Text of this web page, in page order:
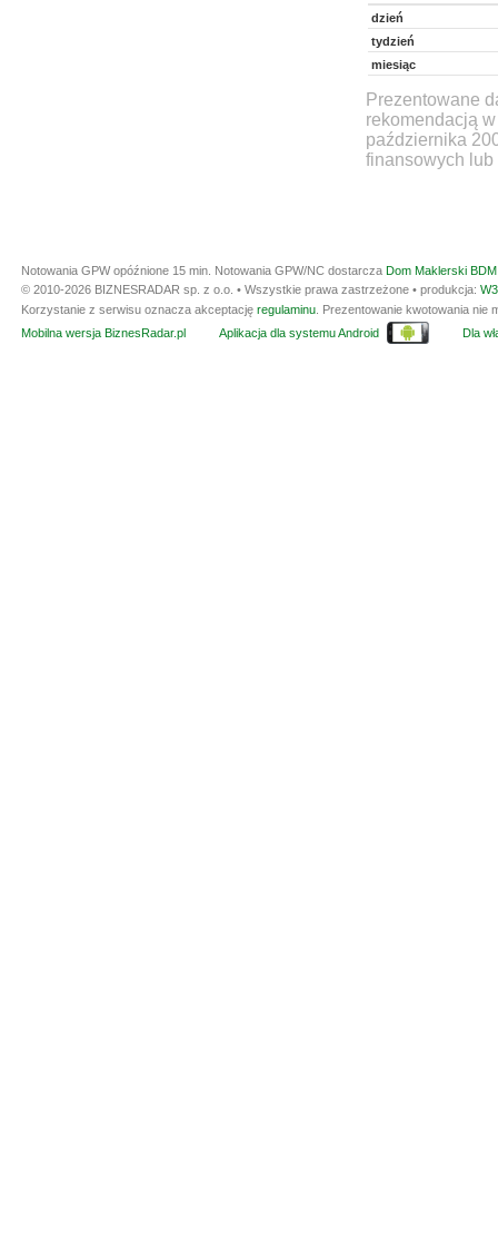
dzień
tydzień
miesiąc
Prezentowane
rekomendacją
października
finansowych lub
Notowania GPW opóźnione 15 min. Notowania GPW/NC dostarcza Dom Maklerski
© 2010-2026 BIZNESRADAR sp. z o.o. • Wszystkie prawa zastrzeżone • produkcja:
Korzystanie z serwisu oznacza akceptację regulaminu . Prezentowanie kwotowania
Mobilna wersja BiznesRadar.pl
Aplikacja dla systemu Android Dla